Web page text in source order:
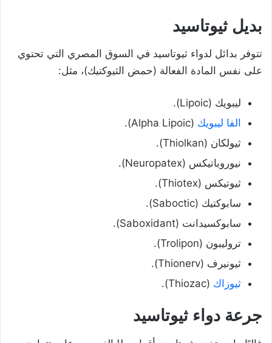
بديل ثيوتاسيد
تتوفر بدائل لدواء ثيوتاسيد في السوق المصري التي تحتوي
على نفس المادة الفعالة (حمض الثيوكتيك)، مثل:
ليبويك (Lipoic).
الفا ليبويك (Alpha Lipoic).
ثيولكان (Thiolkan).
نيوروباتيكس (Neuropatex).
ثيوتيكس (Thiotex).
سابوكتيك (Saboctic).
سابوكسيدانت (Saboxidant).
تروليبون (Trolipon).
ثيونيرف (Thionerv).
ثيوزاك (Thiozac).
جرعة دواء ثيوتاسيد